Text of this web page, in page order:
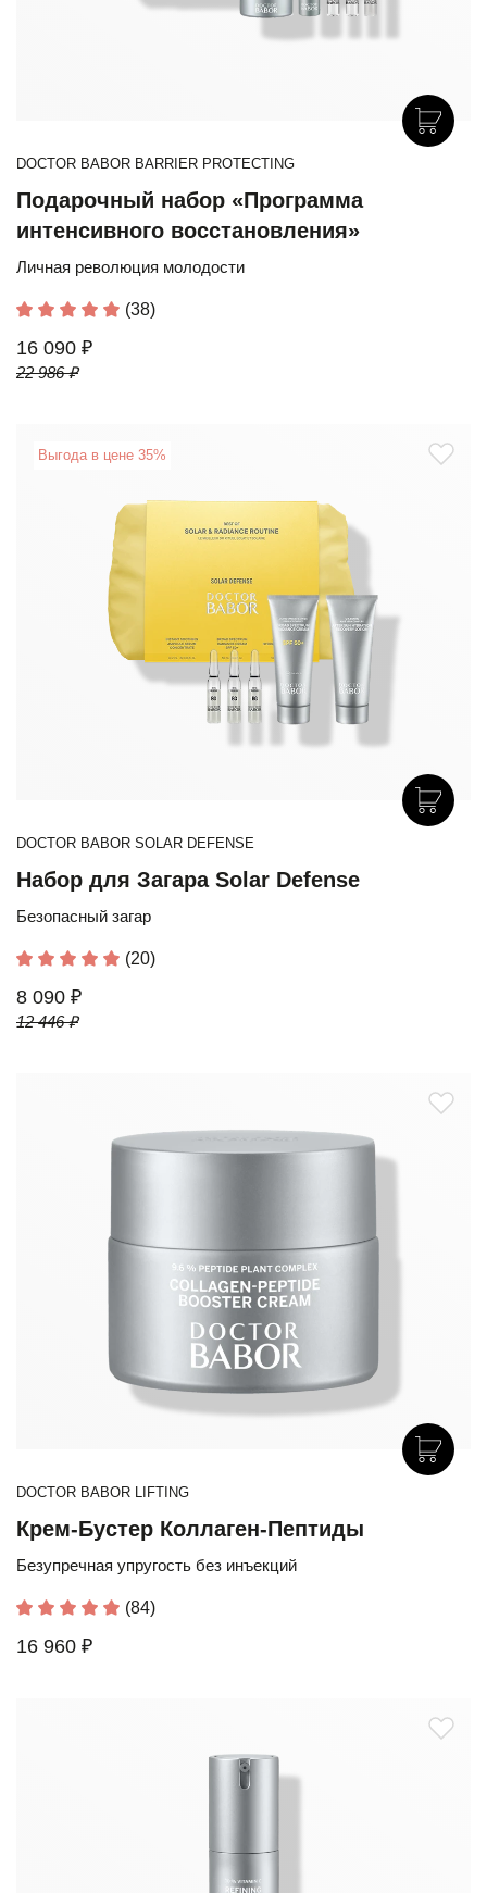
DOCTOR BABOR BARRIER PROTECTING
Подарочный набор «Программа
интенсивного восстановления»
Личная революция молодости
(38)
16 090 ₽
22 986 ₽
Выгода в цене 35%
DOCTOR BABOR SOLAR DEFENSE
Набор для Загара Solar Defense
Безопасный загар
(20)
8 090 ₽
12 446 ₽
DOCTOR BABOR LIFTING
Крем-Бустер Коллаген-Пептиды
Безупречная упругость без инъекций
(84)
16 960 ₽